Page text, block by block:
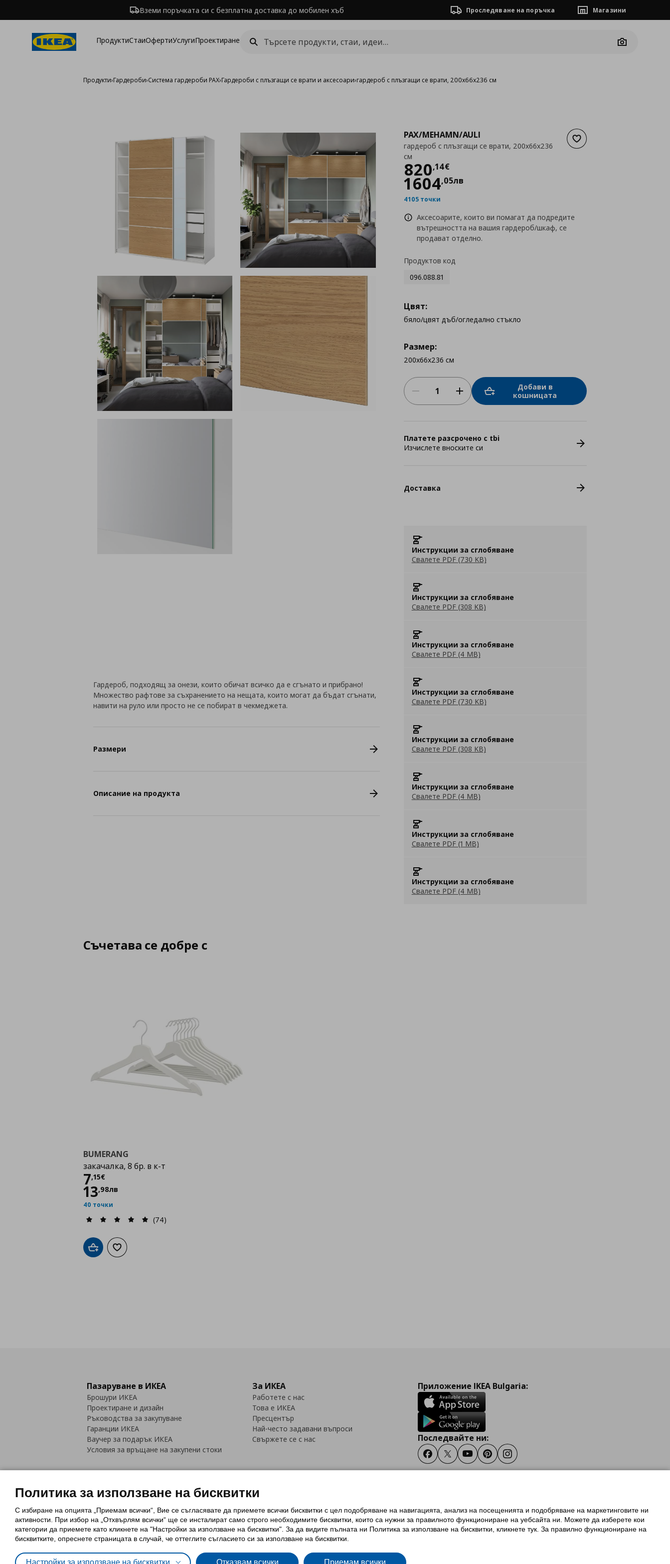
Вземи поръчката си с безплатна доставка до мобилен хъб Проследяване на поръчка Магазини
ПродуктиСтаиОфертиУслугиПроектиране
Camera
Продукти›Гардероби›Система гардероби PAX›Гардероби с плъзгащи се врати и аксесоари›гардероб с плъзгащи се врати, 200x66x236 см
Добави към списъка с
PAX/MEHAMN/AULI
гардероб с плъзгащи се врати, 200x66x236
см
820,14€
Цена820,14 €
1604,05лв
4105 точки
Аксесоарите, които ви помагат да подредите
вътрешността на вашия гардероб/шкаф, се
продават отделно.
Продуктов код
096.088.81
Цвят:
бяло/цвят дъб/огледално стъкло
Размер:
200x66x236 см
Добави в
кошницата
Платете разсрочено с tbi
Изчислете вноските си
Доставка
Инструкции за сглобяване
Свалете PDF (730 KB)
Инструкции за сглобяване
Свалете PDF (308 KB)
Инструкции за сглобяване
Свалете PDF (4 MB)
Инструкции за сглобяване
Свалете PDF (730 KB)
Инструкции за сглобяване
Свалете PDF (308 KB)
Инструкции за сглобяване
Свалете PDF (4 MB)
Инструкции за сглобяване
Свалете PDF (1 MB)
Инструкции за сглобяване
Свалете PDF (4 MB)
Гардероб, подходящ за онези, които обичат всичко да е сгънато и прибрано!
Множество рафтове за съхранението на нещата, които могат да бъдат сгънати,
навити на руло или просто не се побират в чекмеджета.
Размери
Описание на продукта
Съчетава се добре с
BUMERANG
закачалка, 8 бр. в к-т
7,15€
Цена
13,98лв
40 точки
(74)
Добави в кошницата
Добави към списъка с любими
Пазаруване в ИКЕА
Брошури ИКЕА
Проектиране и дизайн
Ръководства за закупуване
Гаранции ИКЕА
Ваучер за подарък ИКЕА
Условия за връщане на закупени стоки
За ИКЕА
Работете с нас
Това е ИКЕА
Пресцентър
Най-често задавани въпроси
Свържете се с нас
Приложение IKEA Bulgaria:
Последвайте ни:
FacebookTwitterYoutubePinterestInstagram
Политика за използване на бисквитки (Cookies)Избор на настройки за използване на бисквиткиУсловия за ползване на ikea.bg
Обща политика за личните данни
Политика за защита на личните данни на ikea.bg
Общи условия на програма IKEA Family
Политика за защита на лични данни на програма IKEA Family
Политика за използване на бисквитки
С избиране на опцията „Приемам всички“, Вие се съгласявате да приемете всички бисквитки с цел подобряване на навигацията, анализ на посещенията и подобряване на маркетинговите ни
активности. При избор на „Отхвърлям всички“ ще се инсталират само строго необходимитe бисквитки, които са нужни за правилното функциониране на уебсайта ни. Можете да изберете кои
категории да приемете като кликнете на "Настройки за използване на бисквитки". За да видите пълната ни Политика за използване на бисквитки, кликнете тук. За правилно функциониране на
бисквитките, опреснете страницата в случай, че оттеглите съгласието си за използване на бисквитки.
Настройки за използване на бисквитки Отказвам всички Приемам всички